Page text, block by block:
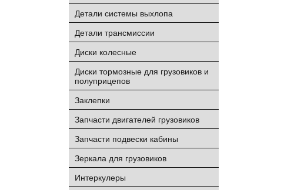
Детали системы выхлопа
Детали трансмиссии
Диски колесные
Диски тормозные для грузовиков и
полуприцепов
Заклепки
Запчасти двигателей грузовиков
Запчасти подвески кабины
Зеркала для грузовиков
Интеркулеры